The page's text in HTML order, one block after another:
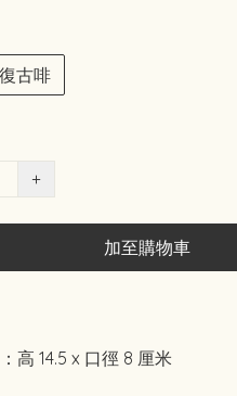
復古啡
+
加至購物車
高 14.5 x 口徑 8 厘米